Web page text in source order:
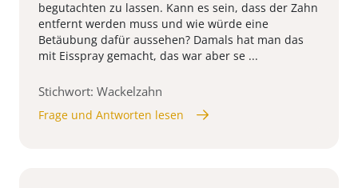
begutachten zu lassen. Kann es sein, dass der Zahn
entfernt werden muss und wie würde eine
Betäubung dafür aussehen? Damals hat man das
mit Eisspray gemacht, das war aber se ...
Stichwort: Wackelzahn
Frage und Antworten lesen